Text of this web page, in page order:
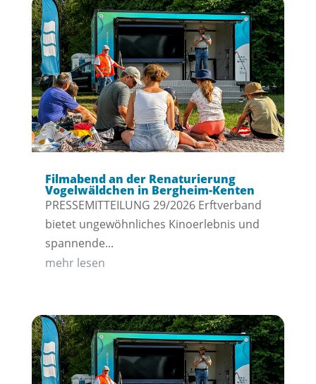
Filmabend an der Renaturierung
Vogelwäldchen in Bergheim-Kenten
PRESSEMITTEILUNG 29/2026 Erftverband
bietet ungewöhnliches Kinoerlebnis und
spannende...
mehr lesen